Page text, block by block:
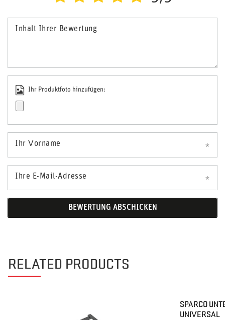
Inhalt Ihrer Bewertung
Ihr Produktfoto hinzufügen:
Ihr Vorname
Ihre E-Mail-Adresse
BEWERTUNG ABSCHICKEN
RELATED PRODUCTS
SPARCO
UNIVERSAL